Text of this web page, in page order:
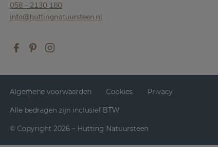
058 - 2130 180
info@huttingnatuursteen.nl
© Copyright 2026 – Hutting Natuursteen
Alle bedragen zijn inclusief BTW
Algemene voorwaarden Cookies Privacy